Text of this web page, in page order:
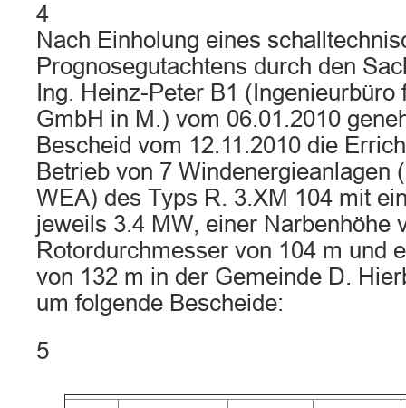
4
Nach Einholung eines
Prognosegutachtens durch den
Ing. Heinz-Peter B1 (Ingenieurbüro
GmbH in M.) vom 06.01.2010
Bescheid vom 12.11.2010 die
Betrieb von 7 Windenergieanlagen
WEA) des Typs R. 3.XM 104 mit
jeweils 3.4 MW, einer Narbenhöhe
Rotordurchmesser von 104 m und
von 132 m in der Gemeinde D.
um folgende Bescheide:
5